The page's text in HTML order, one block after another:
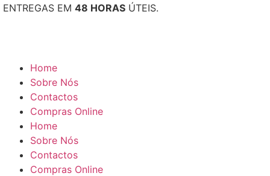
ENTREGAS EM 48 HORAS ÚTEIS.
Home
Sobre Nós
Contactos
Compras Online
Home
Sobre Nós
Contactos
Compras Online